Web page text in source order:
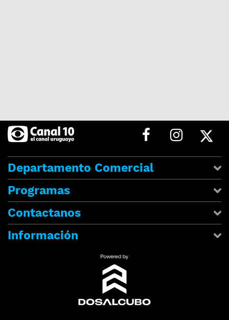
Departamento Comercial
Programas
Contactanos
Información